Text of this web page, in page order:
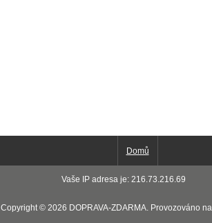
Domů
Vaše IP adresa je: 216.73.216.69
Copyright © 2026 DOPRAVA-ZDARMA . Provozováno na